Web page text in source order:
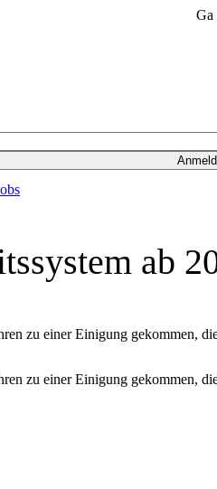
Ga
ab
zu einer Einigung gekommen,
zu einer Einigung gekommen,